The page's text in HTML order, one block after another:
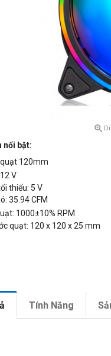

nổi bật:
120mm
V
thiểu: 5 V
35.94 CFM
1000±10% RPM
quạt: 120 x 120 x 25 mm
Tính Năng